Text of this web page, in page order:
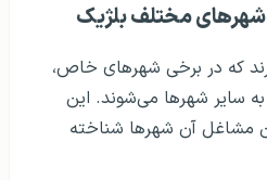
شهرهای مختلف بلژیک
که در برخی شهرهای خاص،
سایر شهرها می‌شوند. این
مشاغل آن شهرها شناخته